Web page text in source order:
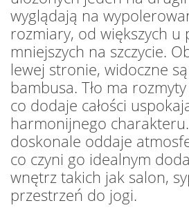
wyglądają na
rozmiary, od większych u
mniejszych na szczycie.
lewej stronie, widoczne
bambusa. Tło ma
co dodaje całości
harmonijnego
doskonale oddaje
co czyni go idealnym
wnętrz takich jak salon,
przestrzeń do jogi.